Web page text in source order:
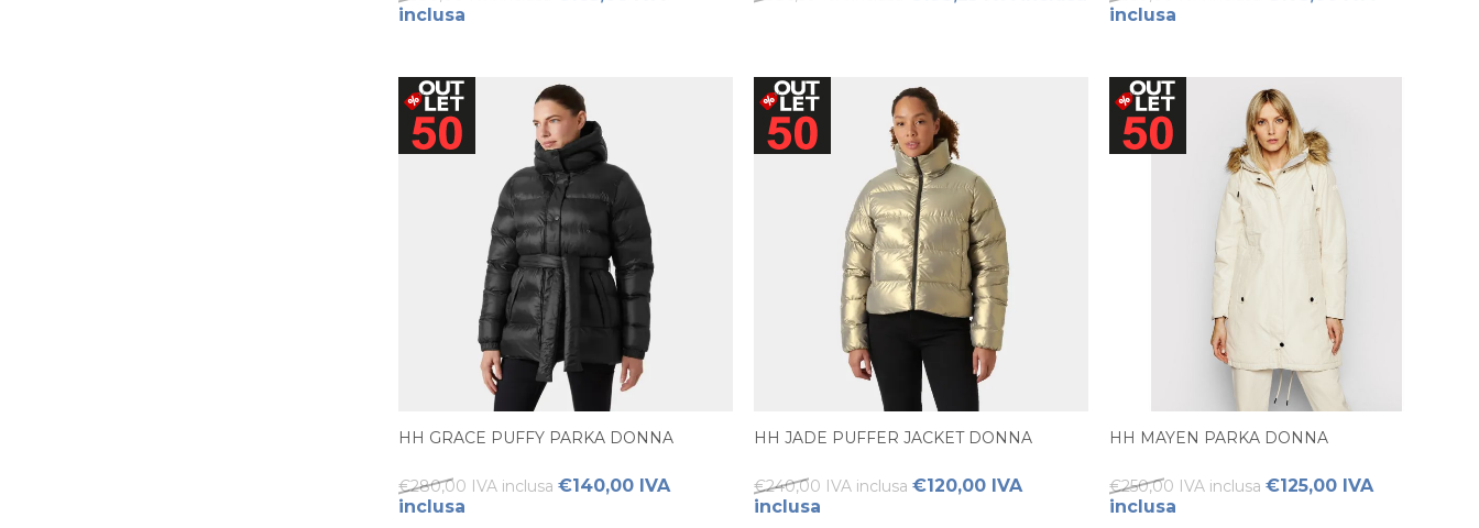
inclusa
inclusa
HH GRACE PUFFY PARKA DONNA
€280,00 IVA inclusa €140,00 IVA
inclusa
HH JADE PUFFER JACKET DONNA
€240,00 IVA inclusa €120,00 IVA
inclusa
HH MAYEN PARKA DONNA
€250,00 IVA inclusa €125,00 IVA
inclusa